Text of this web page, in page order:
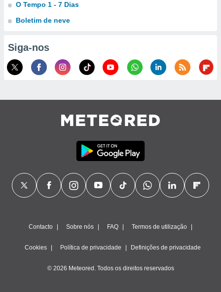
O Tempo 1 - 7 Dias
Boletim de neve
Siga-nos
Contacto Sobre nós FAQ Termos de utilização
Cookies Política de privacidade Definições de privacidade
© 2026 Meteored. Todos os direitos reservados